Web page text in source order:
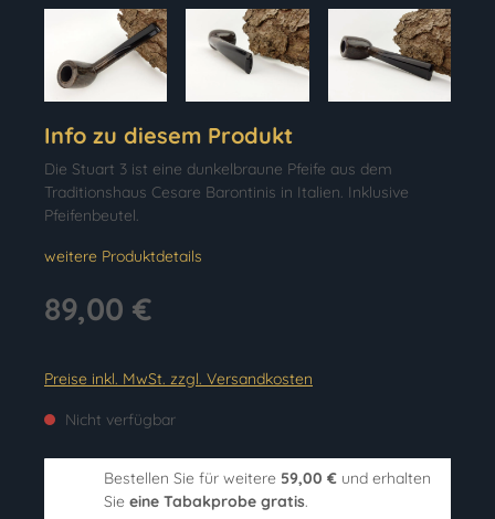
Info zu diesem Produkt
Die Stuart 3 ist eine dunkelbraune Pfeife aus dem
Traditionshaus Cesare Barontinis in Italien. Inklusive
Pfeifenbeutel.
weitere Produktdetails
89,00 €
Preise inkl. MwSt. zzgl. Versandkosten
Nicht verfügbar
Bestellen Sie für weitere 59,00 € und erhalten
Sie eine Tabakprobe gratis.